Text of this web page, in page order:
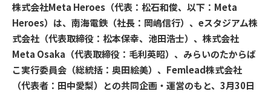
株式会社Meta Heroes（代表：松石和俊、以下：Meta
Heroes）は、南海電鉄（社長：岡嶋信行）、eスタジアム株
式会社（代表取締役：松本保幸、池田浩士）、株式会社
Meta Osaka（代表取締役：毛利英昭）、みらいのたからば
こ実行委員会（総統括：奥田絵美）、Femlead株式会社
（代表者：田中愛梨）との共同企画・運営のもと、3月30日